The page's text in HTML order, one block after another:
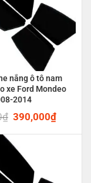
nắng ô tô nam
xe Ford Mondeo
2014
₫ Original
was:
550,000₫.
390,000₫Current
is: